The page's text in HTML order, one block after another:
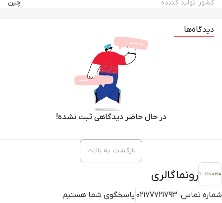
کشور تولید کننده
چین
دیدگاه‌ها
در حال حاضر دیدگاهی ثبت نشده!
رونماگالری
شماره تماس: 02177721793 پاسخگوی شما هستیم
بازگشت به بالا